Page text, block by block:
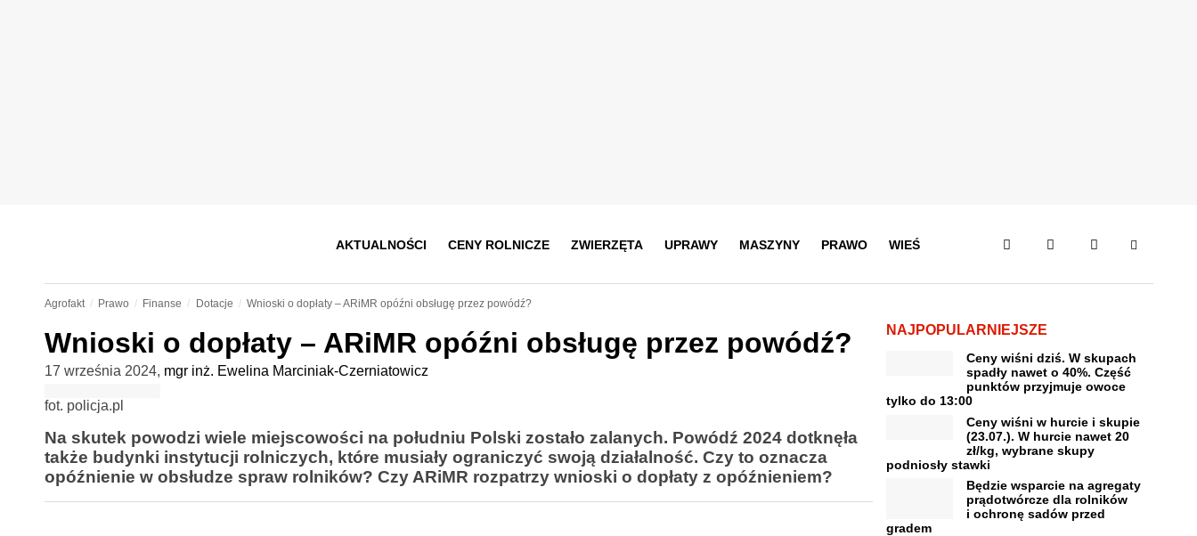
AKTUALNOŚCI CENY ROLNICZE ZWIERZĘTA UPRAWY MASZYNY PRAWO WIEŚ
Agrofakt Prawo Finanse Dotacje Wnioski o dopłaty – ARiMR opóźni obsługę przez powódź?
Wnioski o dopłaty – ARiMR opóźni obsługę przez powódź?
17 września 2024, mgr inż. Ewelina Marciniak-Czerniatowicz
fot. policja.pl
Na skutek powodzi wiele miejscowości na południu Polski zostało zalanych. Powódź 2024 dotknęła
także budynki instytucji rolniczych, które musiały ograniczyć swoją działalność. Czy to oznacza
opóźnienie w obsłudze spraw rolników? Czy ARiMR rozpatrzy wnioski o dopłaty z opóźnieniem?
NAJPOPULARNIEJSZE
Ceny wiśni dziś. W skupach
spadły nawet o 40%. Część
punktów przyjmuje owoce
tylko do 13:00
Ceny wiśni w hurcie i skupie
(23.07.). W hurcie nawet 20
zł/kg, wybrane skupy
podniosły stawki
Będzie wsparcie na agregaty
prądotwórcze dla rolników
i ochronę sadów przed
gradem